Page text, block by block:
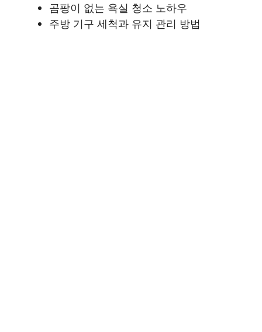
곰팡이 없는 욕실 청소 노하우
주방 기구 세척과 유지 관리 방법